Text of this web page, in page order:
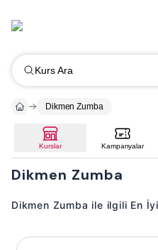
Kurs Ara
Dikmen Zumba
Kurslar Kampanyalar
Dikmen Zumba
Dikmen Zumba ile ilgili En